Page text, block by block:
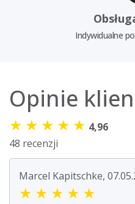
Indywidualne
Opinie
★ ★ ★ ★ ★ 4,96
48 recenzji
Marcel Kapitschke,
★ ★ ★ ★ ★